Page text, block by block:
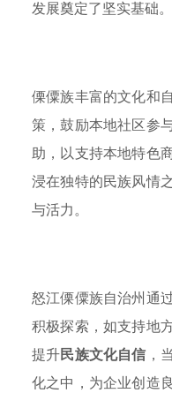
发展奠定了坚实基础。
傈僳族丰富的文化和
策，鼓励本地社区参
助，以支持本地特色
浸在独特的民族风情
与活力。
怒江傈僳族自治州通
积极探索，如支持地
提升民族文化自信 ，
化之中，为企业创造